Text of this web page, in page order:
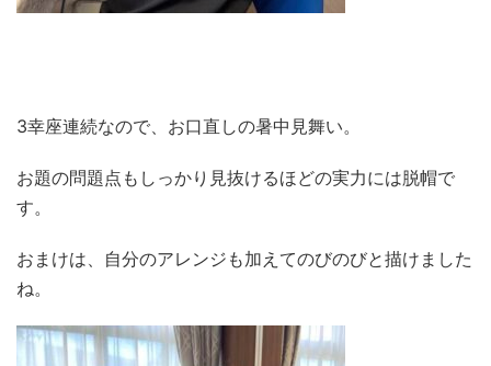
3幸座連続なので、お口直しの暑中見舞い。
お題の問題点もしっかり見抜けるほどの実力には脱帽で
す。
おまけは、自分のアレンジも加えてのびのびと描けました
ね。